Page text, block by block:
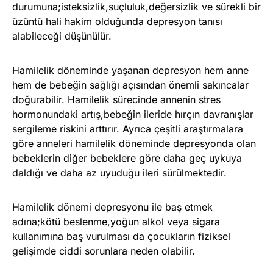
durumuna;isteksizlik,suçluluk,değersizlik ve sürekli bir
üzüntü hali hakim olduğunda depresyon tanısı
alabileceği düşünülür.
Hamilelik döneminde yaşanan depresyon hem anne
hem de bebeğin sağlığı açısından önemli sakıncalar
doğurabilir. Hamilelik sürecinde annenin stres
hormonundaki artış,bebeğin ileride hırçın davranışlar
sergileme riskini arttırır. Ayrıca çeşitli araştırmalara
göre anneleri hamilelik döneminde depresyonda olan
bebeklerin diğer bebeklere göre daha geç uykuya
daldığı ve daha az uyuduğu ileri sürülmektedir.
Hamilelik dönemi depresyonu ile baş etmek
adına;kötü beslenme,yoğun alkol veya sigara
kullanımına baş vurulması da çocukların fiziksel
gelişimde ciddi sorunlara neden olabilir.